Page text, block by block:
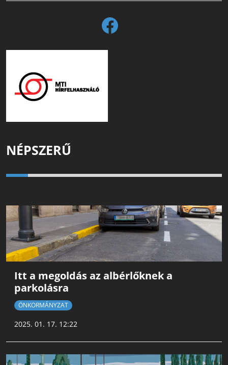
NÉPSZERŰ
Itt a megoldás az albérlőknek a
parkolásra
ÖNKORMÁNYZAT
2025. 01. 17. 12:22